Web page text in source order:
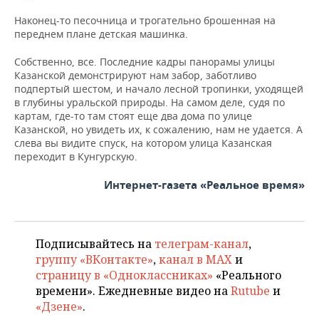
Наконец-то песочница и трогательно брошенная на
переднем плане детская машинка.
Собственно, все. Последние кадры панорамы улицы
Казанской демонстрируют нам забор, заботливо
подпертый шестом, и начало лесной тропинки, уходящей
в глубины уральской природы. На самом деле, судя по
картам, где-то там стоят еще два дома по улице
Казанской, но увидеть их, к сожалению, нам не удается. А
слева вы видите спуск, на котором улица Казанская
переходит в Кунгурскую.
Интернет-газета «Реальное время»
Подписывайтесь на телеграм-канал,
группу «ВКонтакте»,канал в MAXи
страницу в «Одноклассниках» «Реального
времени». Ежедневные видео наRutube и
«Дзене».